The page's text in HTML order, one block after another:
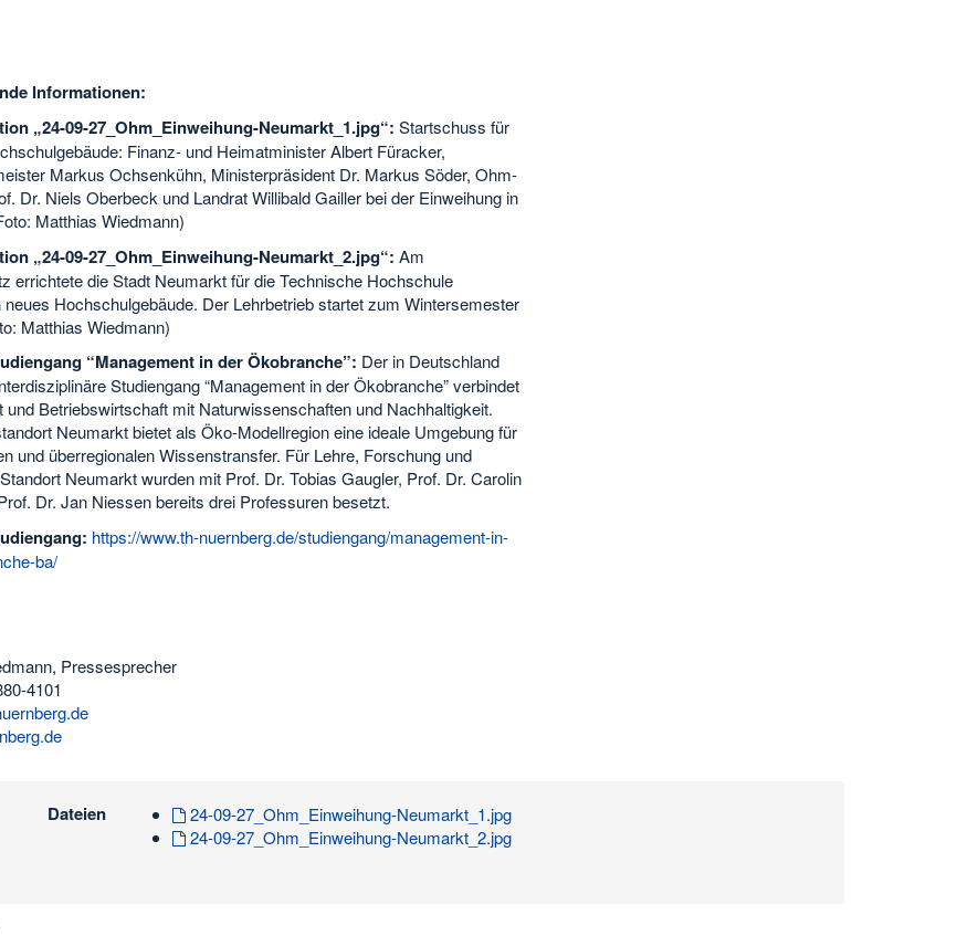
Informationen:
„24-09-27_Ohm_Einweihung-Neumarkt_1.jpg“: Startschuss für
Finanz- und Heimatminister Albert Füracker,
Markus Ochsenkühn, Ministerpräsident Dr. Markus Söder, Ohm-
Dr. Niels Oberbeck und Landrat Willibald Gailler bei der Einweihung in
Matthias Wiedmann)
„24-09-27_Ohm_Einweihung-Neumarkt_2.jpg“: Am
errichtete die Stadt Neumarkt für die Technische Hochschule
neues Hochschulgebäude. Der Lehrbetrieb startet zum Wintersemester
Matthias Wiedmann)
“Management in der Ökobranche”: Der in Deutschland
Studiengang “Management in der Ökobranche” verbindet
und Betriebswirtschaft mit Naturwissenschaften und Nachhaltigkeit.
Neumarkt bietet als Öko-Modellregion eine ideale Umgebung für
und überregionalen Wissenstransfer. Für Lehre, Forschung und
Neumarkt wurden mit Prof. Dr. Tobias Gaugler, Prof. Dr. Carolin
Dr. Jan Niessen bereits drei Professuren besetzt.
https://www.th-nuernberg.de/studiengang/management-in-
ba/
Pressesprecher
4101
Dateien
24-09-27_Ohm_Einweihung-Neumarkt_1.jpg
24-09-27_Ohm_Einweihung-Neumarkt_2.jpg